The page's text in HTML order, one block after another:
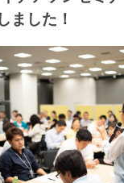
ました！